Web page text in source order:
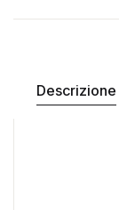
Descrizione